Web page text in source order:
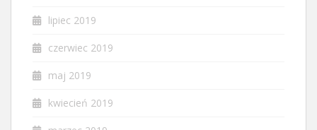
lipiec 2019
czerwiec 2019
maj 2019
kwiecień 2019